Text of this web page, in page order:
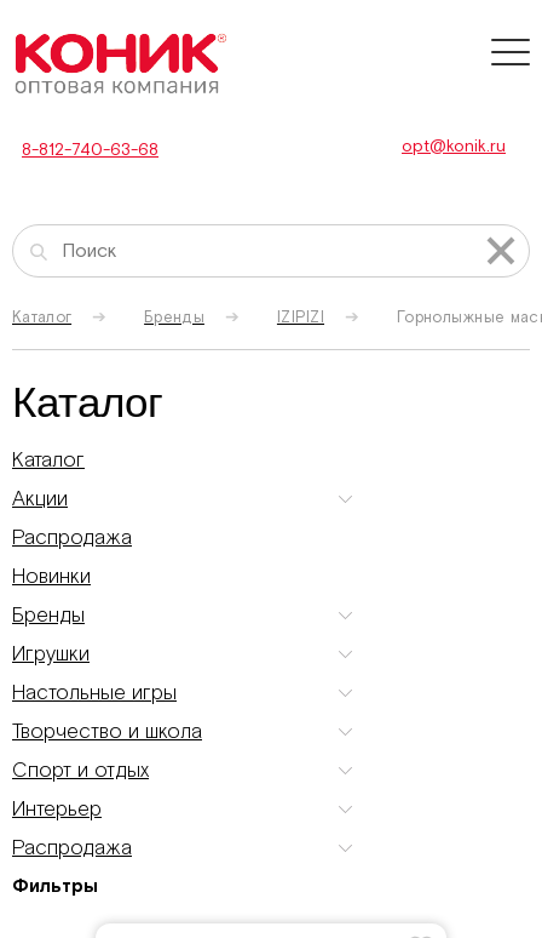
8-812-740-63-68 opt@konik.ru
Каталог Бренды IZIPIZI Горнолыжные
Каталог
Каталог
Акции
Распродажа
Новинки
Бренды
Игрушки
Настольные игры
Творчество и школа
Спорт и отдых
Интерьер
Распродажа
Фильтры